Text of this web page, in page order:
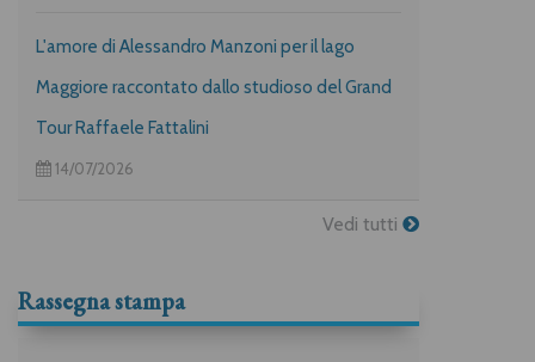
L'amore di Alessandro Manzoni per il lago
Maggiore raccontato dallo studioso del Grand
Tour Raffaele Fattalini
14/07/2026
Vedi tutti
Rassegna stampa